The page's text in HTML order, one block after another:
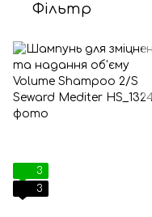
Фільтр
3
3